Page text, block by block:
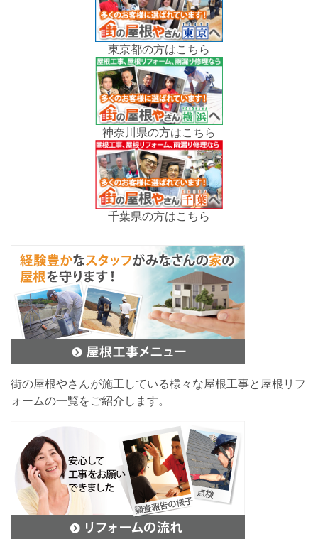
東京都の方はこちら
神奈川県の方はこちら
千葉県の方はこちら
街の屋根やさんが施工している様々な屋根工事と屋根リフ
ォームの一覧をご紹介します。